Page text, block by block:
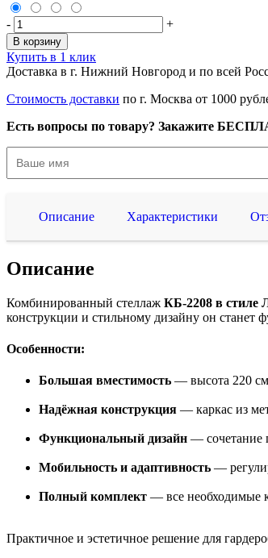
- +
В корзину
Купить в 1 клик
Доставка в г. Нижний Новгород и по всей
Стоимость доставки по г. Москва от 1000
Есть вопросы по товару? Закажите
Описание Характеристики
Описание
Комбинированный стеллаж КБ-2208 в стиле
конструкции и стильному дизайну он станет
Особенности:
Большая вместимость — высота 220
Надёжная конструкция — каркас из
Функциональный дизайн — сочетание
Мобильность и адаптивность —
Полный комплект — все необходимые
Практичное и эстетичное решение для